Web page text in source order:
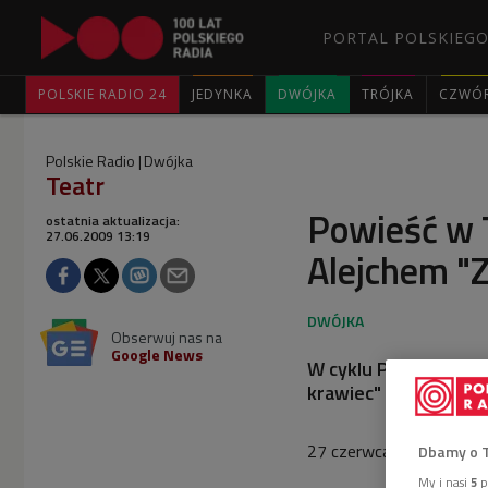
PORTAL
POLSKIE RADIO 24 JEDYNKA DWÓJKA TRÓJKA
Polskie Radio Dwójka
Teatr
Powieść w
Alejchem
ostatnia aktualizacja:
27.06.2009 13:19
Obserwuj nas na
Google News
W cyklu Powieść w
krawiec" Szolema
27 czerwca 2009,Dbamy o
My i nasi 5